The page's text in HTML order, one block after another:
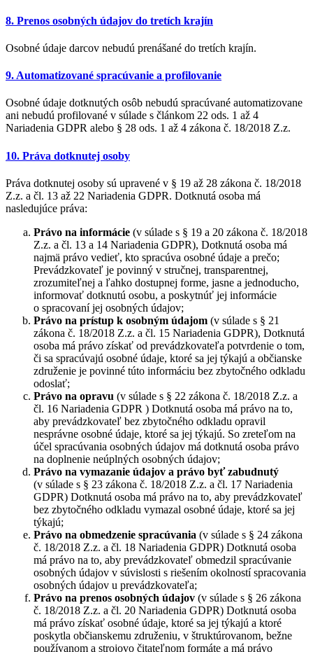
8. Prenos osobných údajov do tretích krajín
Osobné údaje darcov nebudú prenášané do tretích krajín.
9. Automatizované spracúvanie a profilovanie
Osobné údaje dotknutých osôb nebudú spracúvané automatizovane
ani nebudú profilované v súlade s článkom 22 ods. 1 až 4
Nariadenia GDPR alebo § 28 ods. 1 až 4 zákona č. 18/2018 Z.z.
10. Práva dotknutej osoby
Práva dotknutej osoby sú upravené v § 19 až 28 zákona č. 18/2018
Z.z. a čl. 13 až 22 Nariadenia GDPR. Dotknutá osoba má
nasledujúce práva:
Právo na informácie (v súlade s § 19 a 20 zákona č. 18/2018
Z.z. a čl. 13 a 14 Nariadenia GDPR), Dotknutá osoba má
najmä právo vedieť, kto spracúva osobné údaje a prečo;
Prevádzkovateľ je povinný v stručnej, transparentnej,
zrozumiteľnej a ľahko dostupnej forme, jasne a jednoducho,
informovať dotknutú osobu, a poskytnúť jej informácie
o spracovaní jej osobných údajov;
Právo na prístup k osobným údajom (v súlade s § 21
zákona č. 18/2018 Z.z. a čl. 15 Nariadenia GDPR), Dotknutá
osoba má právo získať od prevádzkovateľa potvrdenie o tom,
či sa spracúvajú osobné údaje, ktoré sa jej týkajú a občianske
združenie je povinné túto informáciu bez zbytočného odkladu
odoslať;
Právo na opravu (v súlade s § 22 zákona č. 18/2018 Z.z. a
čl. 16 Nariadenia GDPR ) Dotknutá osoba má právo na to,
aby prevádzkovateľ bez zbytočného odkladu opravil
nesprávne osobné údaje, ktoré sa jej týkajú. So zreteľom na
účel spracúvania osobných údajov má dotknutá osoba právo
na doplnenie neúplných osobných údajov;
Právo na vymazanie údajov a právo byť zabudnutý
(v súlade s § 23 zákona č. 18/2018 Z.z. a čl. 17 Nariadenia
GDPR) Dotknutá osoba má právo na to, aby prevádzkovateľ
bez zbytočného odkladu vymazal osobné údaje, ktoré sa jej
týkajú;
Právo na obmedzenie spracúvania (v súlade s § 24 zákona
č. 18/2018 Z.z. a čl. 18 Nariadenia GDPR) Dotknutá osoba
má právo na to, aby prevádzkovateľ obmedzil spracúvanie
osobných údajov v súvislosti s riešením okolností spracovania
osobných údajov u prevádzkovateľa;
Právo na prenos osobných údajov (v súlade s § 26 zákona
č. 18/2018 Z.z. a čl. 20 Nariadenia GDPR) Dotknutá osoba
má právo získať osobné údaje, ktoré sa jej týkajú a ktoré
poskytla občianskemu združeniu, v štruktúrovanom, bežne
používanom a strojovo čitateľnom formáte a má právo